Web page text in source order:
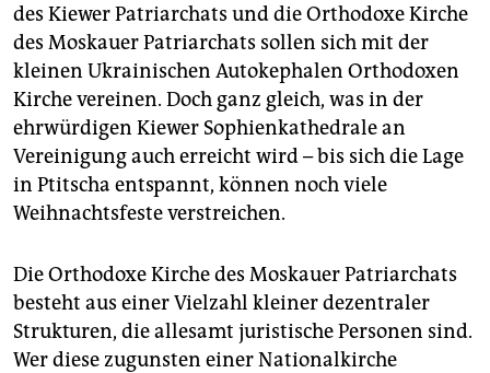
des Kiewer Patriarchats und die Orthodoxe Kirche
des Moskauer Patriarchats sollen sich mit der
kleinen Ukrainischen Autokephalen Orthodoxen
Kirche vereinen. Doch ganz gleich, was in der
ehrwürdigen Kiewer Sophienkathedrale an
Vereinigung auch erreicht wird – bis sich die Lage
in Ptitscha entspannt, können noch viele
Weihnachtsfeste verstreichen.
Die Orthodoxe Kirche des Moskauer Patriarchats
besteht aus einer Vielzahl kleiner de­zen­tra­ler
Strukturen, die allesamt juristische Personen sind.
Wer diese zugunsten einer Nationalkirche